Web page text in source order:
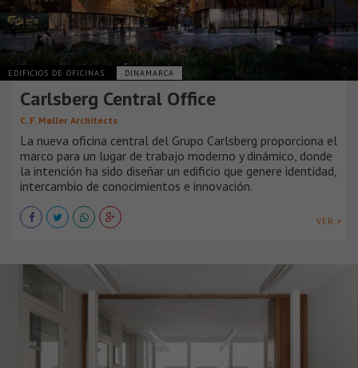
EDIFICIOS DE OFICINAS DINAMARCA
Carlsberg Central Office
C. F. Møller Architects
La nueva oficina central del Grupo Carlsberg proporciona el
marco para un lugar de trabajo moderno y dinámico, donde
la intención ha sido diseñar un edificio que genere identidad,
intercambio de conocimientos e innovación.
VER +